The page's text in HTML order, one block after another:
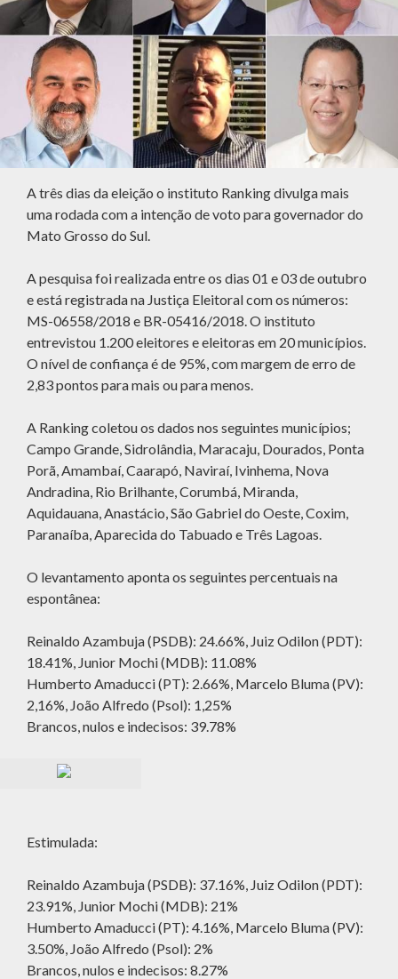
A três dias da eleição o instituto Ranking divulga mais
uma rodada com a intenção de voto para governador do
Mato Grosso do Sul.
A pesquisa foi realizada entre os dias 01 e 03 de outubro
e está registrada na Justiça Eleitoral com os números:
MS-06558/2018 e BR-05416/2018. O instituto
entrevistou 1.200 eleitores e eleitoras em 20 municípios.
O nível de confiança é de 95%, com margem de erro de
2,83 pontos para mais ou para menos.
A Ranking coletou os dados nos seguintes municípios;
Campo Grande, Sidrolândia, Maracaju, Dourados, Ponta
Porã, Amambaí, Caarapó, Naviraí, Ivinhema, Nova
Andradina, Rio Brilhante, Corumbá, Miranda,
Aquidauana, Anastácio, São Gabriel do Oeste, Coxim,
Paranaíba, Aparecida do Tabuado e Três Lagoas.
O levantamento aponta os seguintes percentuais na
espontânea:
Reinaldo Azambuja (PSDB): 24.66%, Juiz Odilon (PDT):
18.41%, Junior Mochi (MDB): 11.08%
Humberto Amaducci (PT): 2.66%, Marcelo Bluma (PV):
2,16%, João Alfredo (Psol): 1,25%
Brancos, nulos e indecisos: 39.78%
Estimulada:
Reinaldo Azambuja (PSDB): 37.16%, Juiz Odilon (PDT):
23.91%, Junior Mochi (MDB): 21%
Humberto Amaducci (PT): 4.16%, Marcelo Bluma (PV):
3.50%, João Alfredo (Psol): 2%
Brancos, nulos e indecisos: 8.27%